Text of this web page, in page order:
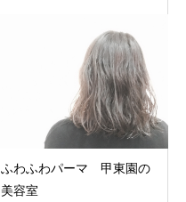
ふわふわパーマ 甲東園の
美容室